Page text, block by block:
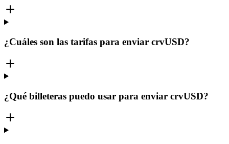
¿Cuáles son las tarifas para enviar crvUSD?
¿Qué billeteras puedo usar para enviar crvUSD?